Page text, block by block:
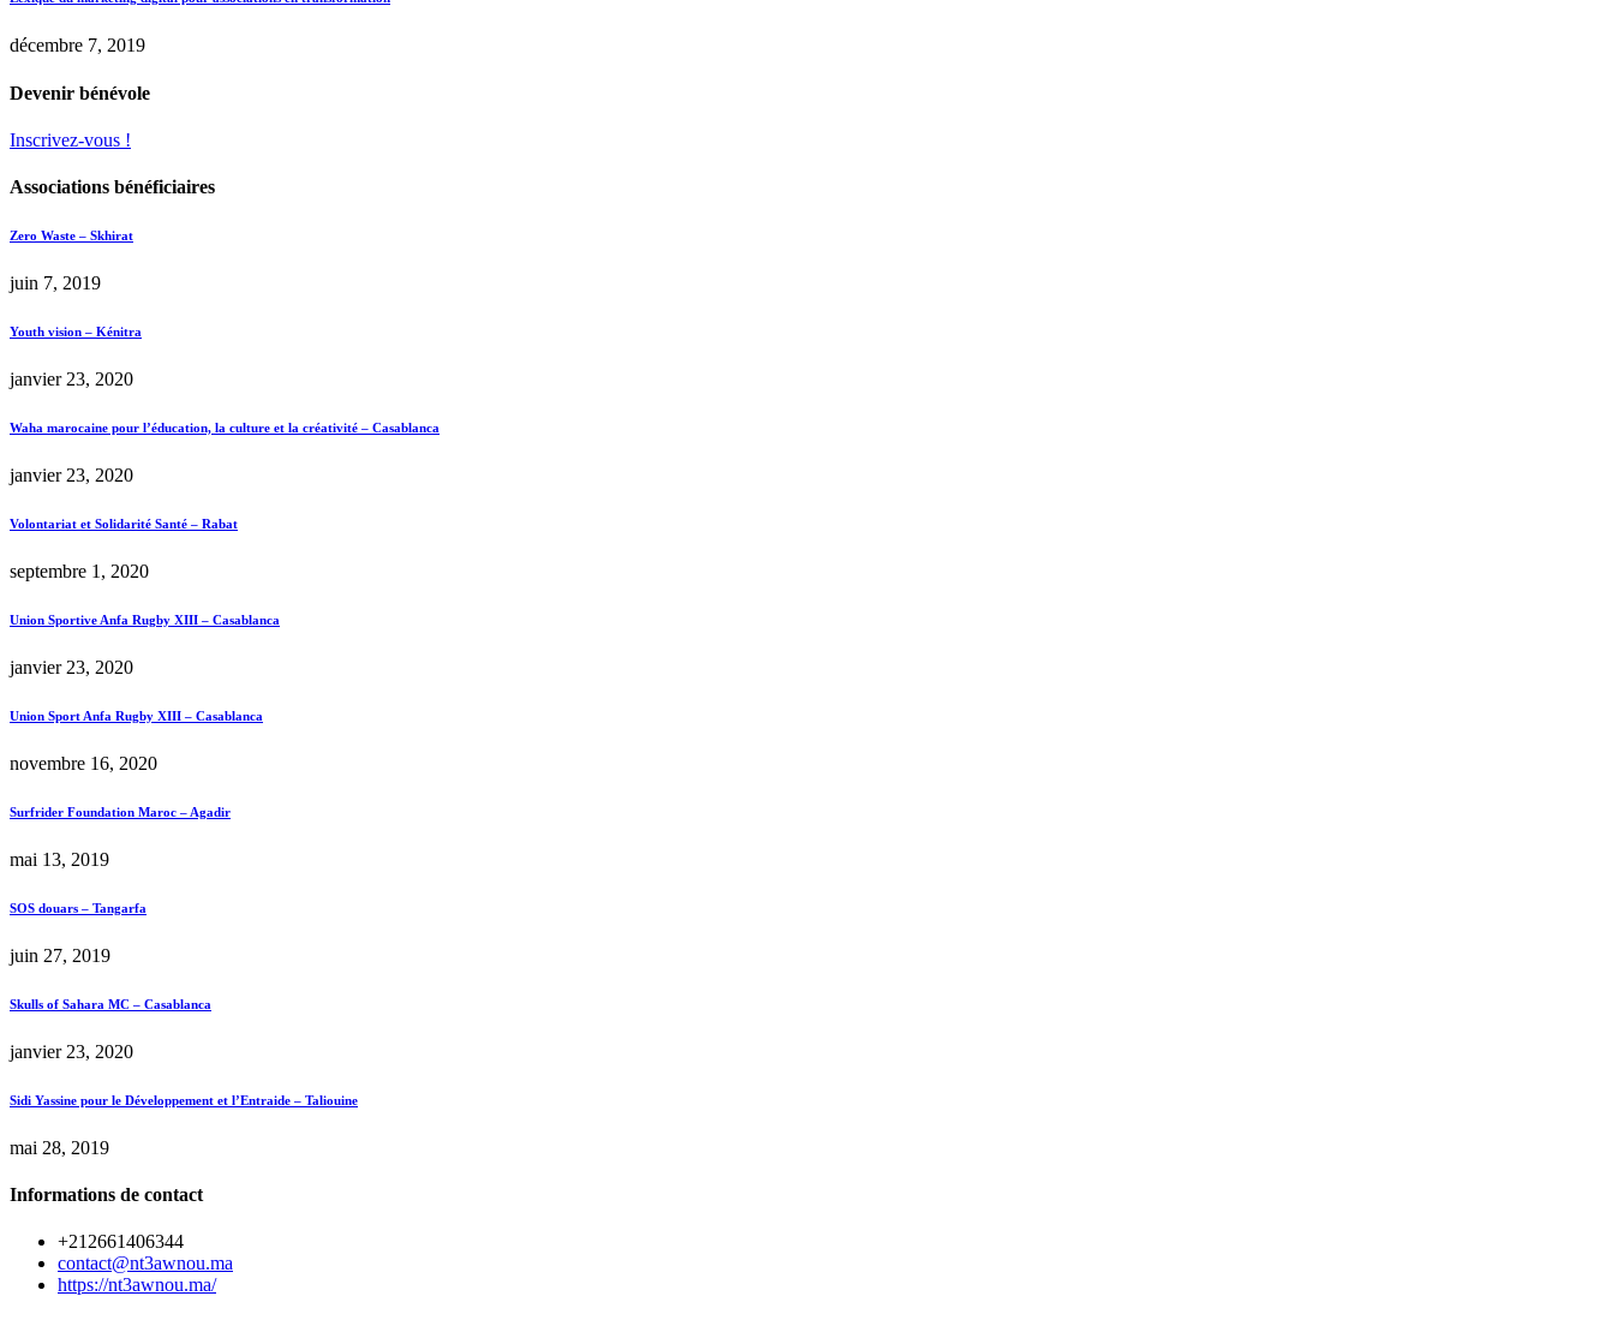
décembre 7, 2019
Devenir bénévole
Inscrivez-vous !
Associations bénéficiaires
Zero Waste – Skhirat
juin 7, 2019
Youth vision – Kénitra
janvier 23, 2020
Waha marocaine pour l’éducation, la culture et la créativité – Casablanca
janvier 23, 2020
Volontariat et Solidarité Santé – Rabat
septembre 1, 2020
Union Sportive Anfa Rugby XIII – Casablanca
janvier 23, 2020
Union Sport Anfa Rugby XIII – Casablanca
novembre 16, 2020
Surfrider Foundation Maroc – Agadir
mai 13, 2019
SOS douars – Tangarfa
juin 27, 2019
Skulls of Sahara MC – Casablanca
janvier 23, 2020
Sidi Yassine pour le Développement et l’Entraide – Taliouine
mai 28, 2019
Informations de contact
+212661406344
contact@nt3awnou.ma
https://nt3awnou.ma/